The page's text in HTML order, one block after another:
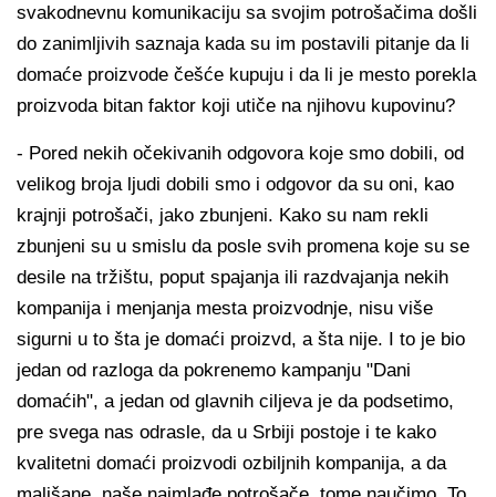
svakodnevnu komunikaciju sa svojim potrošačima došli
do zanimljivih saznaja kada su im postavili pitanje da li
domaće proizvode češće kupuju i da li je mesto porekla
proizvoda bitan faktor koji utiče na njihovu kupovinu?
- Pored nekih očekivanih odgovora koje smo dobili, od
velikog broja ljudi dobili smo i odgovor da su oni, kao
krajnji potrošači, jako zbunjeni. Kako su nam rekli
zbunjeni su u smislu da posle svih promena koje su se
desile na tržištu, poput spajanja ili razdvajanja nekih
kompanija i menjanja mesta proizvodnje, nisu više
sigurni u to šta je domaći proizvd, a šta nije. I to je bio
jedan od razloga da pokrenemo kampanju "Dani
domaćih", a jedan od glavnih ciljeva je da podsetimo,
pre svega nas odrasle, da u Srbiji postoje i te kako
kvalitetni domaći proizvodi ozbiljnih kompanija, a da